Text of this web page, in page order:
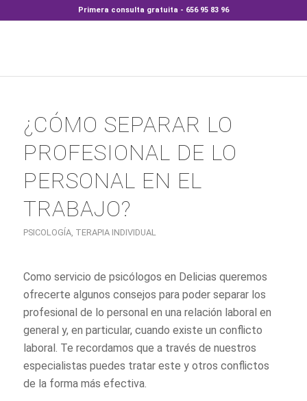
Primera consulta gratuita - 656 95 83 96
¿CÓMO SEPARAR LO
PROFESIONAL DE LO
PERSONAL EN EL
TRABAJO?
PSICOLOGÍA, TERAPIA INDIVIDUAL
Como servicio de psicólogos en Delicias queremos
ofrecerte algunos consejos para poder separar los
profesional de lo personal en una relación laboral en
general y, en particular, cuando existe un conflicto
laboral. Te recordamos que a través de nuestros
especialistas puedes tratar este y otros conflictos
de la forma más efectiva.